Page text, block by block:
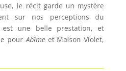
le récit garde un mystère
sur nos perceptions du
est une belle prestation, et
pourAbîmeet Maison Violet,